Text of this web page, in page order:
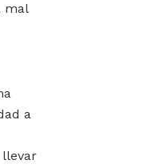
mal
a
llevar